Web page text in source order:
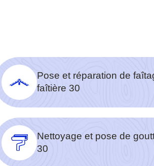
Pose et réparation de
faîtière 30
Nettoyage et pose de
30